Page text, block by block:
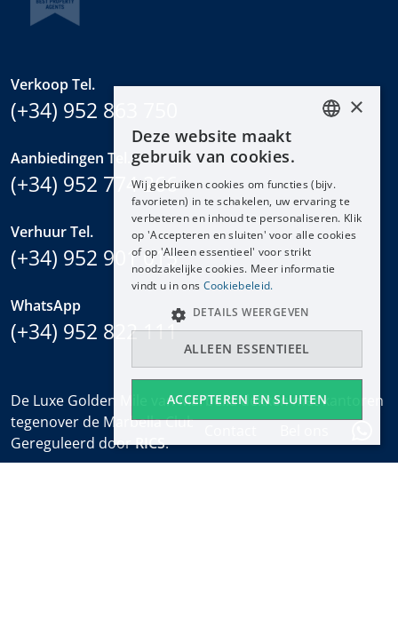
Verkoop Tel.
(+34) 952 863 750
Aanbiedingen Tel.
(+34) 952 774 266
Verhuur Tel.
(+34) 952 901 015
WhatsApp
(+34) 952 822 111
De Luxe Golden Mile van Marbella dekken met kantoren
tegenover de Marbella Club en bij het Puente Romano.
Gereguleerd doorRICS.
DEUTSCH
FRANÇAIS
×
Deze website maakt
gebruik van cookies.
Wij gebruiken cookies om functies (bijv.
favorieten) in te schakelen, uw ervaring te
verbeteren en inhoud te personaliseren. Klik
op 'Accepteren en sluiten' voor alle cookies
of op 'Alleen essentieel' voor strikt
noodzakelijke cookies. Meer informatie
vindt u in ons Cookiebeleid.
ACCEPTEREN EN SLUITEN
ALLEEN ESSENTIEEL
DETAILS WEERGEVEN